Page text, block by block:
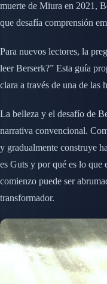
muerte de Miura en 2021,
que desafía comprensión
Para nuevos lectores, la
leer Berserk?” Esta guía
clara a través de una de las
La belleza y el desafío de
narrativa convencional.
y gradualmente construye
es Guts y por qué es lo que
comienzo puede ser
transformador.